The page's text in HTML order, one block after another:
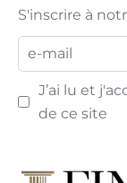
S'inscrire à
J’ai lu et
de ce site